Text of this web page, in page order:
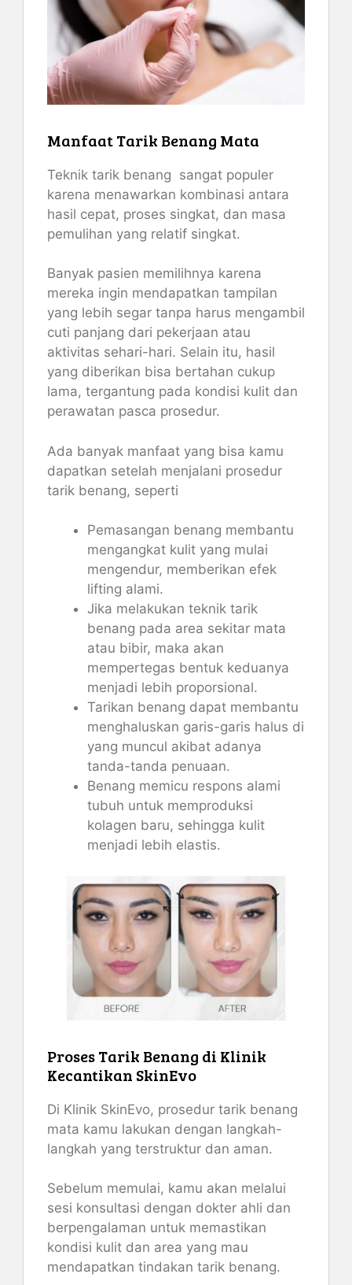
Manfaat Tarik Benang Mata
Teknik tarik benang sangat populer
karena menawarkan kombinasi antara
hasil cepat, proses singkat, dan masa
pemulihan yang relatif singkat.
Banyak pasien memilihnya karena
mereka ingin mendapatkan tampilan
yang lebih segar tanpa harus mengambil
cuti panjang dari pekerjaan atau
aktivitas sehari-hari. Selain itu, hasil
yang diberikan bisa bertahan cukup
lama, tergantung pada kondisi kulit dan
perawatan pasca prosedur.
Ada banyak manfaat yang bisa kamu
dapatkan setelah menjalani prosedur
tarik benang, seperti
Pemasangan benang membantu
mengangkat kulit yang mulai
mengendur, memberikan efek
lifting alami.
Jika melakukan teknik tarik
benang pada area sekitar mata
atau bibir, maka akan
mempertegas bentuk keduanya
menjadi lebih proporsional.
Tarikan benang dapat membantu
menghaluskan garis-garis halus di
yang muncul akibat adanya
tanda-tanda penuaan.
Benang memicu respons alami
tubuh untuk memproduksi
kolagen baru, sehingga kulit
menjadi lebih elastis.
Proses Tarik Benang di Klinik
Kecantikan SkinEvo
Di Klinik SkinEvo, prosedur tarik benang
mata kamu lakukan dengan langkah-
langkah yang terstruktur dan aman.
Sebelum memulai, kamu akan melalui
sesi konsultasi dengan dokter ahli dan
berpengalaman untuk memastikan
kondisi kulit dan area yang mau
mendapatkan tindakan tarik benang.